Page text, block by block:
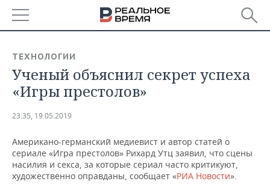
БАШКОРТОСТАН
ТАТАРСТАН
НОВОСТИ
АНАЛИТИКА
ДЕКЛАРАЦИИ О ДОХОДАХ
КОРОЛИ ГОСЗАКАЗА ПФО
НОВОСТИ ЭКОНОМИКИ
ФИНАНСЫ
ПРОМЫШЛЕННОСТЬ
НОВОСТИ
НЕДВИЖИМОСТЬ
ТЕХНОЛОГИИ
Ученый объяснил секрет успеха
«Игры престолов»
23:35, 19.05.2019
Американо-германский медиевист и автор статей о
сериале «Игра престолов» Рихард Утц заявил, что сцены
насилия и секса, за которые сериал часто критикуют,
художественно оправданы, сообщает «РИА Новости».